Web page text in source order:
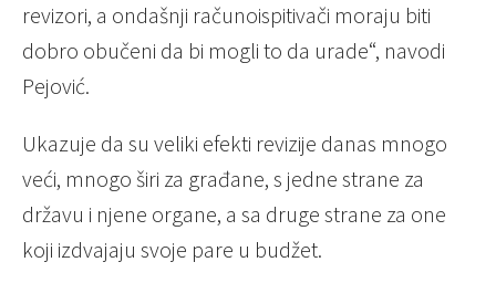
revizori, a ondašnji računoispitivači moraju biti
dobro obučeni da bi mogli to da urade“, navodi
Pejović.
Ukazuje da su veliki efekti revizije danas mnogo
veći, mnogo širi za građane, s jedne strane za
državu i njene organe, a sa druge strane za one
koji izdvajaju svoje pare u budžet.